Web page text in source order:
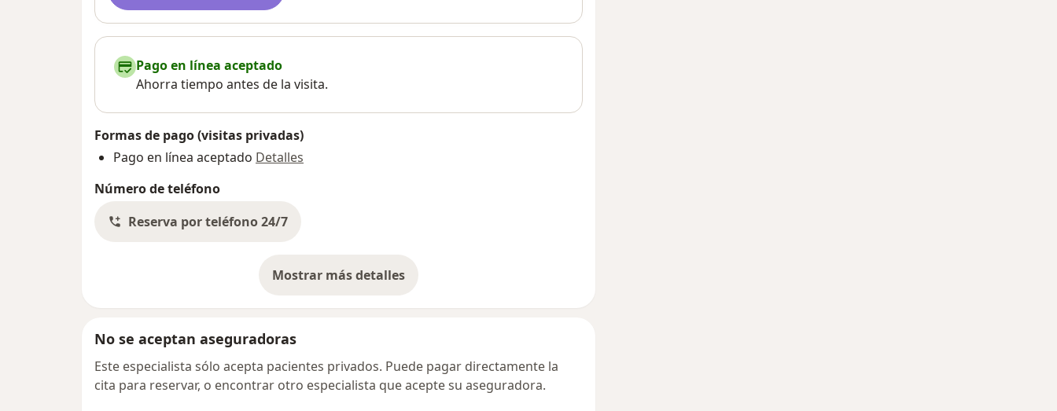
Pago en línea aceptado
Ahorra tiempo antes de la visita.
Formas de pago (visitas privadas)
Pago en línea aceptado Detalles
Número de teléfono
Reserva por teléfono 24/7
Mostrar más detalles
sobre la dirección
No se aceptan aseguradoras
Este especialista sólo acepta pacientes privados. Puede pagar directamente la
cita para reservar, o encontrar otro especialista que acepte su aseguradora.